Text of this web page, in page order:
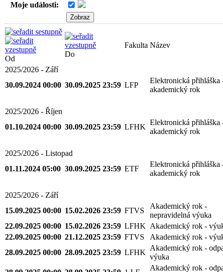
Moje události:
Od
Do
Fakulta Název
2025/2026 - Září
30.09.2024 00:00 30.09.2025 23:59 LFP
Elektronická přihláška
akademický rok
2025/2026 - Říjen
01.10.2024 00:00 30.09.2025 23:59 LFHK
Elektronická přihláška
akademický rok
2025/2026 - Listopad
01.11.2024 05:00 30.09.2025 23:59 ETF
Elektronická přihláška
akademický rok
2025/2026 - Září
15.09.2025 00:00 15.02.2026 23:59 FTVS
Akademický rok -
nepravidelná výuka
22.09.2025 00:00 15.02.2026 23:59 LFHK Akademický rok -
22.09.2025 00:00 21.12.2025 23:59 FTVS
Akademický rok -
28.09.2025 00:00 28.09.2025 23:59 LFHK
Akademický rok -
výuka
Akademický rok -